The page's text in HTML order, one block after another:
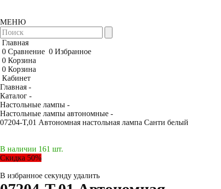
МЕНЮ
Главная
0 Сравнение 0 Избранное
0 Корзина
0 Корзина
Кабинет
Главная -
Каталог -
Настольные лампы -
Настольные лампы автономные -
07204-T,01 Автономная настольная лампа Санти белый
В наличии 161 шт.
Скидка 50%
В избранное секунду удалить